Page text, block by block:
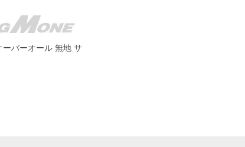
ーバーオール 無地 サ